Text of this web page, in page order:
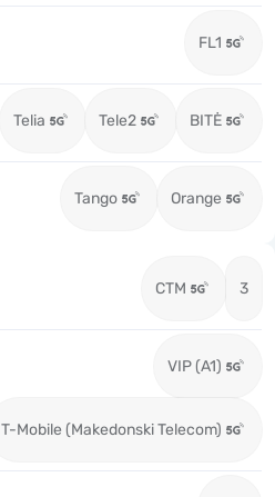
FL1
Telia Tele2 BITĖ
Tango Orange
CTM 3
VIP (A1)
T-Mobile (Makedonski Telecom)